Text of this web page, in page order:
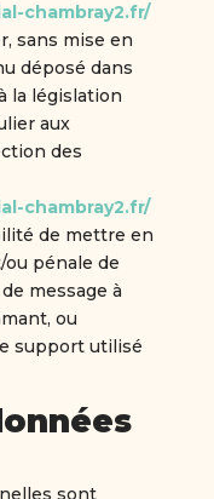
chambray2.fr/
sans mise en
déposé dans
la législation
aux
des
chambray2.fr/
de mettre en
pénale de
message à
ou
support utilisé
sont